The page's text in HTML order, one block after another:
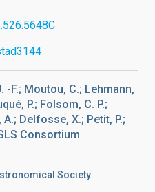
-F.; Moutou, C.; Lehmann,
P.; Folsom, C. P.;
Delfosse, X.; Petit, P.;
Consortium
Society